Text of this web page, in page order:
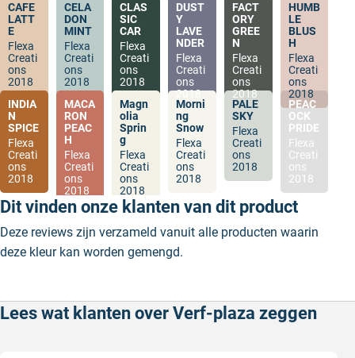
CAFE
LATT
E
Flexa
Creati
ons
2018
CELA
DON
MINT
Flexa
Creati
ons
2018
CLAS
SIC
CAR
Flexa
Creati
ons
2018
DUST
Y
LAVE
NDER
Flexa
Creati
ons
2018
FACT
ORY
GREE
N
Flexa
Creati
ons
2018
HUMB
LE
BLUS
H
Flexa
Creati
ons
2018
INDIA
N
SPICE
Flexa
Creati
ons
2018
MACA
RON
PEAC
H
Flexa
Creati
ons
2018
Magn
olia
Sprin
g
Flexa
Creati
ons
2018
Morni
ng
Snow
Flexa
Creati
ons
2018
PALE
SKY
Flexa
Creati
ons
2018
PEAC
OCK
PRIDE
Flexa
Creati
ons
2018
Dit vinden onze klanten van dit product
Deze reviews zijn verzameld vanuit alle producten waarin
deze kleur kan worden gemengd.
Lees wat klanten over Verf-plaza zeggen